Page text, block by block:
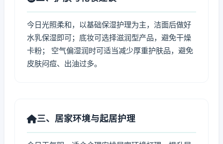
今日光照柔和，以基础保湿护理为主，洁面后做好
水乳保湿即可；底妆可选择滋润型产品，避免干燥
卡粉； 空气偏湿润时可适当减少厚重护肤品，避免
皮肤闷痘、出油过多。
三、居家环境与起居护理